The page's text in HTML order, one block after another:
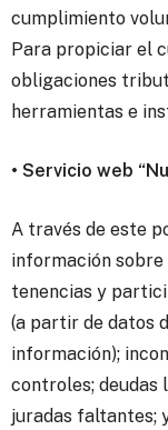
cumplimiento
Para propiciar el
obligaciones
herramientas e
• Servicio web
A través de este
información
tenencias y
(a partir de datos
información);
controles; deudas
juradas faltantes;